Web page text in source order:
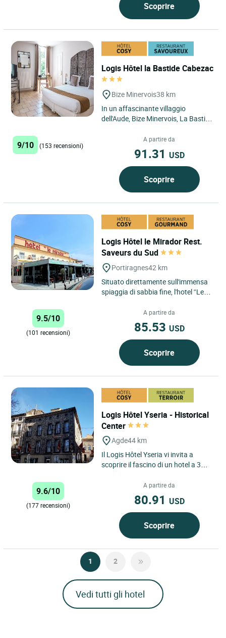
Scoprire
Logis Hôtel la Bastide Cabezac
Bize Minervois38 km
In un affascinante villaggio
dell'Aude, Bize Minervois, La Bastide
disegnata contro il cielo blu,...
9/10 (153 recensioni)
A partire da
91.31 USD
Scoprire
Logis Hôtel le Mirador Rest.
Saveurs du Sud
Portiragnes42 km
Situato direttamente sull'immensa
spiaggia di sabbia fine, l'hotel “Le
sul Mediterraneo....
9.5/10
(101 recensioni)
A partire da
85.53 USD
Scoprire
Logis Hôtel Yseria - Historical
Center
Agde44 km
Il Logis Hôtel Yseria vi invita a
scoprire il fascino di un hotel a 3
il patrimonio...
9.6/10
(177 recensioni)
A partire da
80.91 USD
Scoprire
1 2
Vedi tutti gli hotel